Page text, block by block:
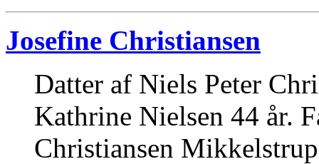
Josefine Christiansen
Datter af Niels Peter
Kathrine Nielsen 44 år.
Christiansen